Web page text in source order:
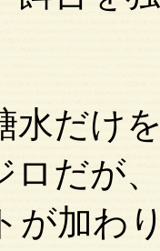
水だけ
ロだが
が加わ